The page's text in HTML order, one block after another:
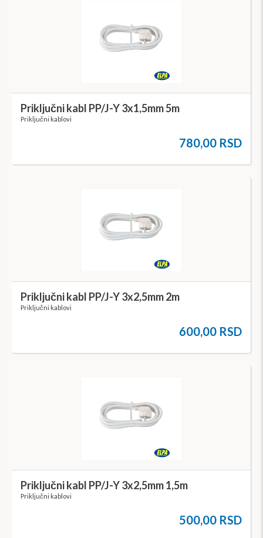
Priključni kabl PP/J-Y 3x1,5mm 5m
Priključni kablovi
780,00 RSD
Priključni kabl PP/J-Y 3x2,5mm 2m
Priključni kablovi
600,00 RSD
Priključni kabl PP/J-Y 3x2,5mm 1,5m
Priključni kablovi
500,00 RSD